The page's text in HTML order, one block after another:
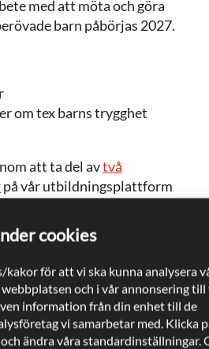
cookies
kakor för att vi ska kunna analysera
och i vår annonsering till
information från din enhet till de
vi samarbetar med. Klicka
ändra våra standardinställningar.
med att möta och göra
barn påbörjas 2027.
om tex barns trygghet
att ta del avtvå
på vår utbildningsplattform
arbetet
hur förebygger vi rekryteringen?
röster om Polisen(kommer